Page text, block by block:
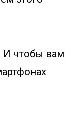
И чтобы вам